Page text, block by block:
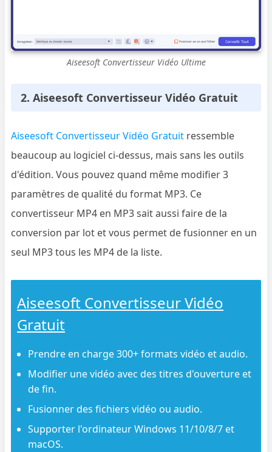
Aiseesoft Convertisseur Vidéo Ultime
2. Aiseesoft Convertisseur Vidéo Gratuit
Aiseesoft Convertisseur Vidéo Gratuit ressemble
beaucoup au logiciel ci-dessus, mais sans les outils
d'édition. Vous pouvez quand même modifier 3
paramètres de qualité du format MP3. Ce
convertisseur MP4 en MP3 sait aussi faire de la
conversion par lot et vous permet de fusionner en un
seul MP3 tous les MP4 de la liste.
Aiseesoft Convertisseur Vidéo
Gratuit
Prendre en charge 300+ formats vidéo et audio.
Modifier une vidéo avec des titres d'ouverture et
de fin.
Fusionner des fichiers vidéo ou audio.
Supporter l'ordinateur Windows 11/10/8/7 et
macOS.